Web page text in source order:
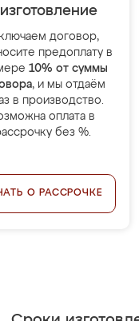
договор,
предоплату в
10% от суммы
, и мы отдаём
в производство.
оплата в
без %.
О РАССРОЧКЕ